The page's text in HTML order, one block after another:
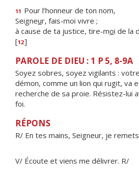
11 Pour l’honneur de ton nom,
Seigneur, fais-moi vivre ;
à cause de ta justice, tire-moi de la
[12]
PAROLE DE DIEU : 1 P 5, 8-9A
Soyez sobres, soyez vigilants :
démon, comme un lion qui rugit, va
recherche de sa proie. Résistez-lui
foi.
RÉPONS
R/ En tes mains, Seigneur, je
V/ Écoute et viens me délivrer. R/